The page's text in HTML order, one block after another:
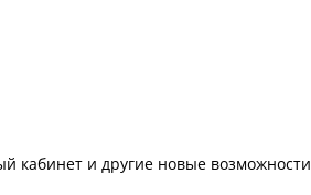
кабинет и другие новые возможности